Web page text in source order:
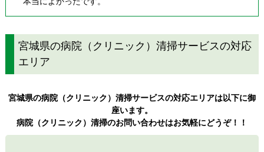
宮城県の病院（クリニック）清掃サービスの対応
エリア
宮城県の病院（クリニック）清掃サービスの対応エリアは以下に御
座います。
病院（クリニック）清掃のお問い合わせはお気軽にどうぞ！！